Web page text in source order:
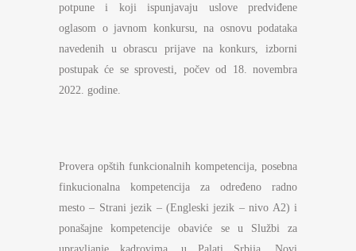
potpune i koji ispunjavaju uslove predviđene
oglasom o javnom konkursu, na osnovu podataka
navedenih u obrascu prijave na konkurs, izborni
postupak će se sprovesti, počev od 18. novembra
2022. godine.
Provera opštih funkcionalnih kompetencija, posebna
finkucionalna kompetencija za određeno radno
mesto – Strani jezik – (Engleski jezik – nivo A2) i
ponašajne kompetencije obaviće se u Službi za